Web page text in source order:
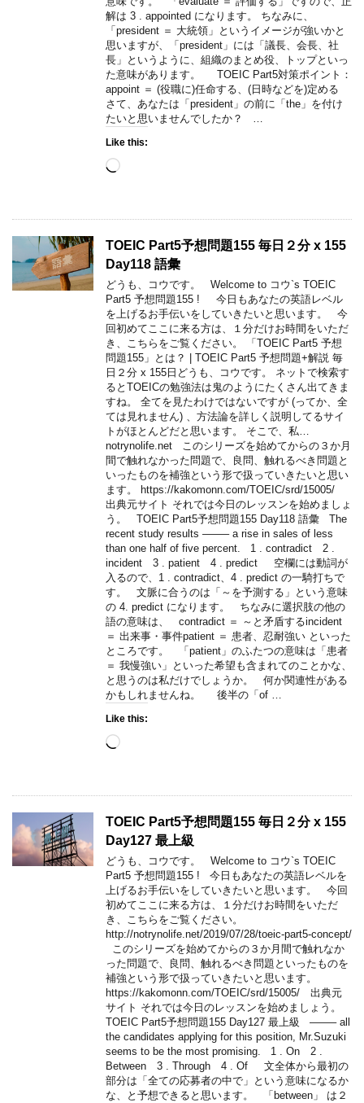
解は 3 . appointed になります。 ちなみに、
「president ＝ 大統領」というイメージが強いかと
思いますが、「president」には「議長、会長、社
長」というように、組織のまとめ役、トップといっ
た意味があります。 TOEIC Part5対策ポイント：
appoint ＝ (役職に)任命する、(日時などを)定める
さて、あなたは「president」の前に「the」を付け
たいと思いませんでしたか？ …
Like this:
Loading…
TOEIC Part5予想問題155 毎日２分 x 155
Day118 語彙
どうも、コウです。 Welcome to コウ`s TOEIC
Part5 予想問題155 ! 今日もあなたの英語レベル
を上げるお手伝いをしていきたいと思います。 今
回初めてここに来る方は、１分だけお時間をいただ
き、こちらをご覧ください。 「TOEIC Part5 予想
問題155」とは？ | TOEIC Part5 予想問題+解説 毎
日２分 x 155日どうも、コウです。 ネットで検索す
るとTOEICの勉強法は鬼のようにたくさん出てきま
すね。 全てを見たわけではないですが (ってか、全
ては見れません) 、方法論を詳しく説明してるサイ
トがほとんどだと思います。 そこで、私…
notrynolife.net このシリーズを始めてからの３か月
間で触れなかった問題で、良問、触れるべき問題と
いったものを補強という形で扱っていきたいと思い
ます。 https://kakomonn.com/TOEIC/srd/15005/
出典元サイト それでは今日のレッスンを始めましょ
う。 TOEIC Part5予想問題155 Day118 語彙 The
recent study results ——– a rise in sales of less
than one half of five percent. 1 . contradict 2 .
incident 3 . patient 4 . predict 空欄には動詞が
入るので、1 . contradict、4 . predict の一騎打ちで
す。 文脈に合うのは「～を予測する」という意味
の 4. predict になります。 ちなみに選択肢の他の
語の意味は、 contradict ＝ ～と矛盾するincident
＝ 出来事・事件patient ＝ 患者、忍耐強い といった
ところです。 「patient」のふたつの意味は「患者
＝ 我慢強い」といった希望も含まれてのことかな、
と思うのは私だけでしょうか。 何か関連性がある
かもしれませんね。 後半の「of …
Like this:
Loading…
TOEIC Part5予想問題155 毎日２分 x 155
Day127 最上級
どうも、コウです。 Welcome to コウ`s TOEIC
Part5 予想問題155 ! 今日もあなたの英語レベルを
上げるお手伝いをしていきたいと思います。 今回
初めてここに来る方は、１分だけお時間をいただ
き、こちらをご覧ください。
http://notrynolife.net/2019/07/28/toeic-part5-concept/
このシリーズを始めてからの３か月間で触れなか
った問題で、良問、触れるべき問題といったものを
補強という形で扱っていきたいと思います。
https://kakomonn.com/TOEIC/srd/15005/ 出典元
サイト それでは今日のレッスンを始めましょう。
TOEIC Part5予想問題155 Day127 最上級 ——– all
the candidates applying for this position, Mr.Suzuki
seems to be the most promising. 1 . On 2 .
Between 3 . Through 4 . Of 文全体から最初の
部分は「全ての応募者の中で」という意味になるか
な、と予想できると思います。 「between」 は２